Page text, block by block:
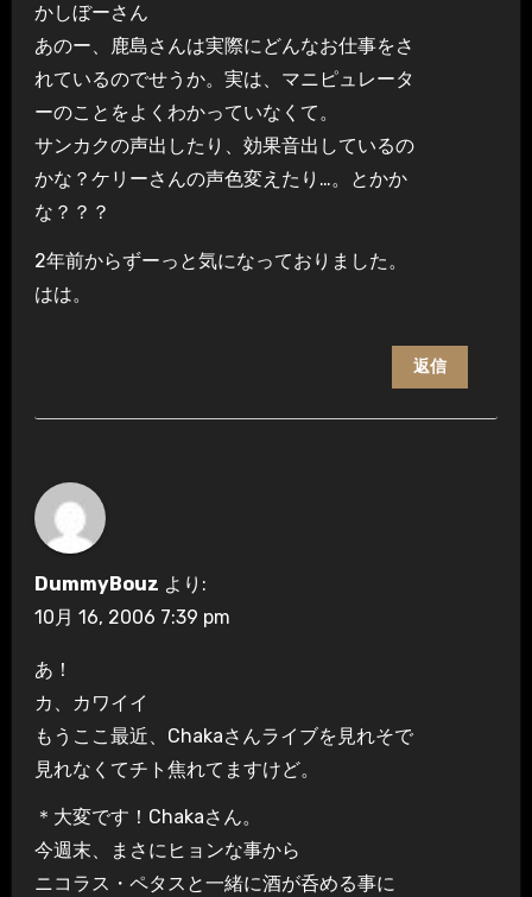
かしぼーさん
あのー、鹿島さんは実際にどんなお仕事をさ
れているのでせうか。実は、マニピュレータ
ーのことをよくわかっていなくて。
サンカクの声出したり、効果音出しているの
かな？ケリーさんの声色変えたり…。とかか
な？？？
2年前からずーっと気になっておりました。
はは。
返信
DummyBouz より:
10月 16, 2006 7:39 pm
あ！
カ、カワイイ
もうここ最近、Chakaさんライブを見れそで
見れなくてチト焦れてますけど。
＊大変です！Chakaさん。
今週末、まさにヒョンな事から
ニコラス・ペタスと一緒に酒が呑める事に